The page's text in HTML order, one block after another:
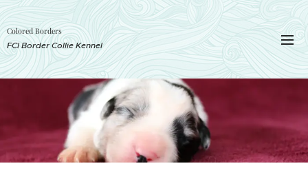
Colored Borders
FCI Border Collie Kennel